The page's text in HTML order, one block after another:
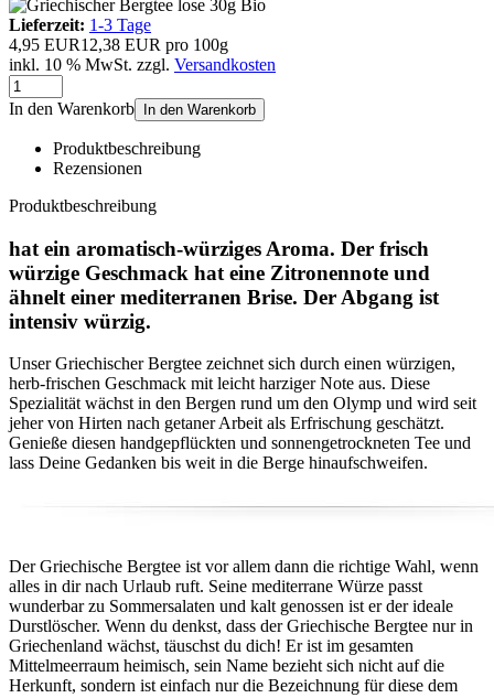
Lieferzeit: 1-3 Tage
4,95 EUR12,38 EUR pro 100g
inkl. 10 % MwSt. zzgl. Versandkosten
In den Warenkorb In den Warenkorb
Produktbeschreibung
Rezensionen
Produktbeschreibung
hat ein aromatisch-würziges Aroma. Der frisch
würzige Geschmack hat eine Zitronennote und
ähnelt einer mediterranen Brise. Der Abgang ist
intensiv würzig.
Unser Griechischer Bergtee zeichnet sich durch einen würzigen,
herb-frischen Geschmack mit leicht harziger Note aus. Diese
Spezialität wächst in den Bergen rund um den Olymp und wird seit
jeher von Hirten nach getaner Arbeit als Erfrischung geschätzt.
Genieße diesen handgepflückten und sonnengetrockneten Tee und
lass Deine Gedanken bis weit in die Berge hinaufschweifen.
Der Griechische Bergtee ist vor allem dann die richtige Wahl, wenn
alles in dir nach Urlaub ruft. Seine mediterrane Würze passt
wunderbar zu Sommersalaten und kalt genossen ist er der ideale
Durstlöscher. Wenn du denkst, dass der Griechische Bergtee nur in
Griechenland wächst, täuschst du dich! Er ist im gesamten
Mittelmeerraum heimisch, sein Name bezieht sich nicht auf die
Herkunft, sondern ist einfach nur die Bezeichnung für diese dem